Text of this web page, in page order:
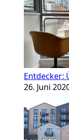
Entdecker:
26. Juni